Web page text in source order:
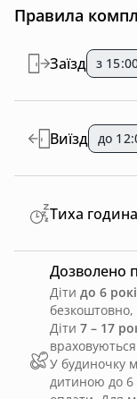
Правила
Заїзд з
Виїзд до
Дозволено
Діти до 6
безкоштовно,
Діти 7 – 17
враховуються
У будиночку
дитиною до 6
Тиха година